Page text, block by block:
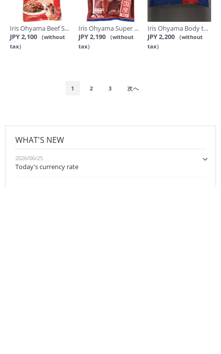
Iris Ohyama Beef S...
JPY 2,100
（without
tax）
Iris Ohyama Super ...
JPY 2,190
（without
tax）
Iris Ohyama Body t...
JPY 2,200
（without
tax）
1 2 3 次へ
WHAT'S NEW
2026/06/25
Today's currency rate